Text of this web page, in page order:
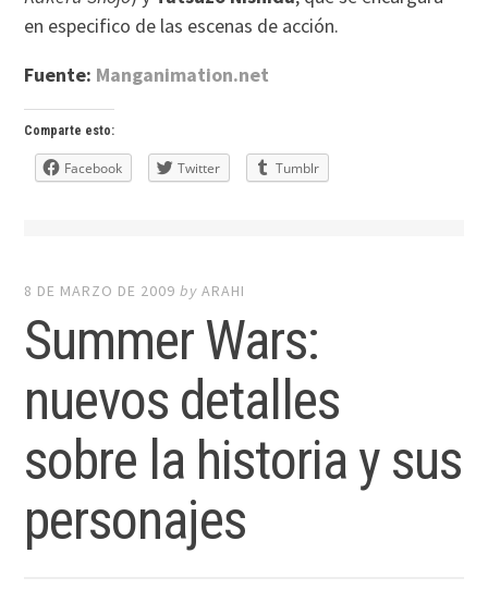
en especifico de las escenas de acción.
Fuente: Manganimation.net
Comparte esto:
Facebook Twitter Tumblr
8 DE MARZO DE 2009 byARAHI
Summer Wars:
nuevos detalles
sobre la historia y sus
personajes